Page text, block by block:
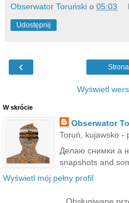
Obserwator Toruński o 05:03
Udostępnij
‹
Wyświetl
W skrócie
Obserwator
Toruń, kujawsko -
Делаю снимки а
snapshots and
Wyświetl mój pełny profil